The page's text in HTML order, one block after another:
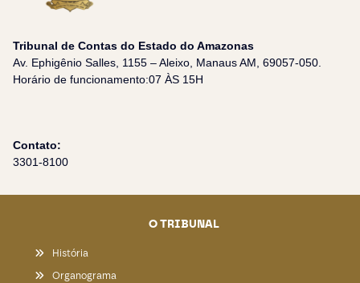
Tribunal de Contas do Estado do Amazonas
Av. Ephigênio Salles, 1155 – Aleixo, Manaus AM, 69057-050.
Horário de funcionamento:07 ÀS 15H
Contato:
3301-8100
O TRIBUNAL
História
Organograma